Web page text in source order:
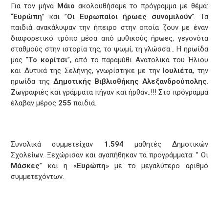
Για τον μήνα Μάιο ακολουθήσαμε το πρόγραμμα με θέμα:
“Ευρώπη” και ”Οι Ευρωπαίοι ήρωες συνομιλούν”. Τα
παιδιά ανακάλυψαν την ήπειρο στην οποία ζουν με έναν
διαφορετικό τρόπο μέσα από μυθικούς ήρωες, γεγονότα
σταθμούς στην ιστορία της, το ψωμί, τη γλώσσα… Η ηρωίδα
μας ”Το κορίτσι”, από το παραμύθι Ανατολικά του Ήλιου
και Δυτικά της Σελήνης, γνωρίστηκε με την Ιουλιέτα, την
ηρωίδα της Δημοτικής Βιβλιοθήκης Αλεξανδρούπολης.
Ζωγραφιές και γράμματα πήγαν και ήρθαν..!!! Στο πρόγραμμα
έλαβαν μέρος 255 παιδιά.
Συνολικά συμμετείχαν 1.594 μαθητές Δημοτικών
Σχολείων. Ξεχώρισαν και αγαπήθηκαν τα προγράμματα: ” Οι
Μάσκες” και η «Ευρώπη» με το μεγαλύτερο αριθμό
συμμετεχόντων.